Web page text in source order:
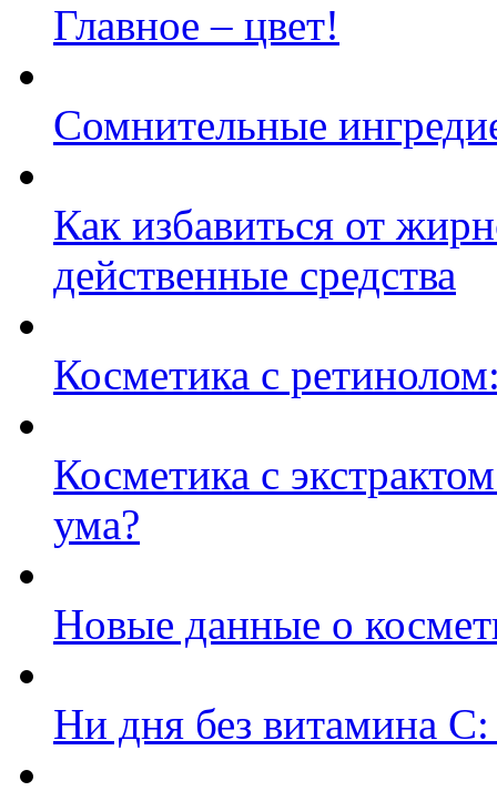
Главное – цвет!
Сомнительные
Как избавиться от
действенные средства
Косметика с
Косметика с
ума?
Новые данные о
Ни дня без витамина